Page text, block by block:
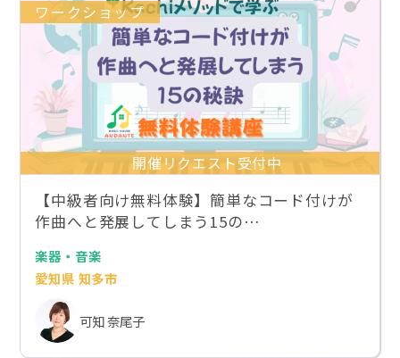
ワークショップ
開催リクエスト受付中
【中級者向け無料体験】簡単なコード付けが
作曲へと発展してしまう15の…
楽器・音楽
愛知県 知多市
可知 奈尾子